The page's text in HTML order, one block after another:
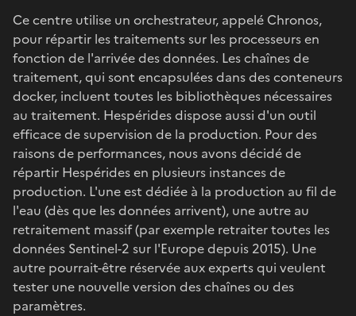
Ce centre utilise un orchestrateur, appelé Chronos,
pour répartir les traitements sur les processeurs en
fonction de l'arrivée des données. Les chaînes de
traitement, qui sont encapsulées dans des conteneurs
docker, incluent toutes les bibliothèques nécessaires
au traitement. Hespérides dispose aussi d'un outil
efficace de supervision de la production. Pour des
raisons de performances, nous avons décidé de
répartir Hespérides en plusieurs instances de
production. L'une est dédiée à la production au fil de
l'eau (dès que les données arrivent), une autre au
retraitement massif (par exemple retraiter toutes les
données Sentinel-2 sur l'Europe depuis 2015). Une
autre pourrait-être réservée aux experts qui veulent
tester une nouvelle version des chaînes ou des
paramètres.